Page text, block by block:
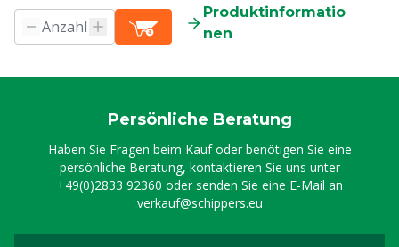
Produktinformatio
nen
Persönliche Beratung
Haben Sie Fragen beim Kauf oder benötigen Sie eine
persönliche Beratung, kontaktieren Sie uns unter
+49(0)2833 92360 oder senden Sie eine E-Mail an
verkauf@schippers.eu